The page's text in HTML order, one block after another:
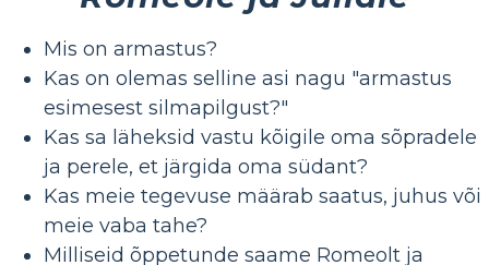
Mis on armastus?
Kas on olemas selline asi nagu "armastus
esimesest silmapilgust?"
Kas sa läheksid vastu kõigile oma sõpradele
ja perele, et järgida oma südant?
Kas meie tegevuse määrab saatus, juhus või
meie vaba tahe?
Milliseid õppetunde saame Romeolt ja